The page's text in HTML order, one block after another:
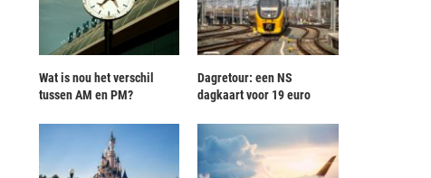
Wat is nou het verschil
tussen AM en PM?
Dagretour: een NS
dagkaart voor 19 euro